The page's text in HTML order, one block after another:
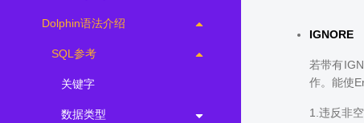
Dolphin语法介绍
SQL参考
关键字
数据类型
IGNORE
若带有
作。能使
1.违反非